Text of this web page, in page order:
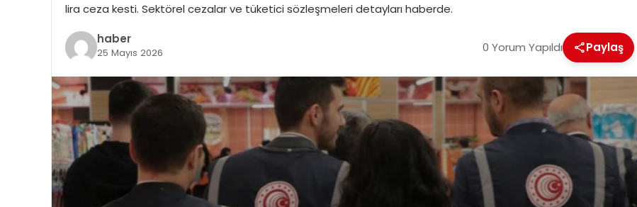
lira ceza kesti. Sektörel cezalar ve tüketici sözleşmeleri detayları haberde.
haber
25 Mayıs 2026 0 Yorum Yapıldı Paylaş